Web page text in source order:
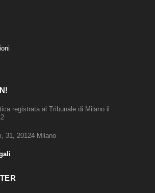
registrata al Tribunale di Milano il
31, 20124 Milano